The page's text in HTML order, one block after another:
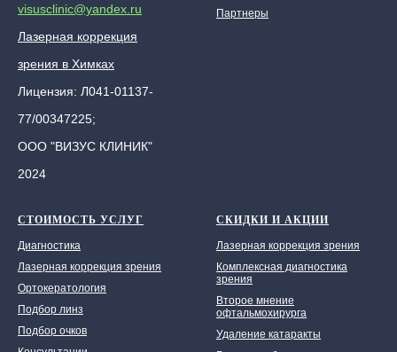
visusclinic@yandex.ru
Лазерная коррекция
зрения в Химках
Лицензия: Л041-01137-
77/00347225;
ООО "ВИЗУС КЛИНИК"
2024
Партнеры
СТОИМОСТЬ УСЛУГ
Диагностика
Лазерная коррекция зрения
Ортокератология
Подбор линз
Подбор очков
СКИДКИ И АКЦИИ
Лазерная коррекция зрения
Комплексная диагностика
зрения
Второе мнение
офтальмохирурга
Удаление катаракты